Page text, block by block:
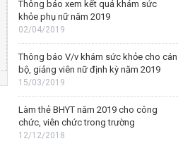
Thông báo xem kết quả khám sức
khỏe phụ nữ năm 2019
02/04/2019
Thông báo V/v khám sức khỏe cho cán
bộ, giảng viên nữ định kỳ năm 2019
15/03/2019
Làm thẻ BHYT năm 2019 cho công
chức, viên chức trong trường
12/12/2018